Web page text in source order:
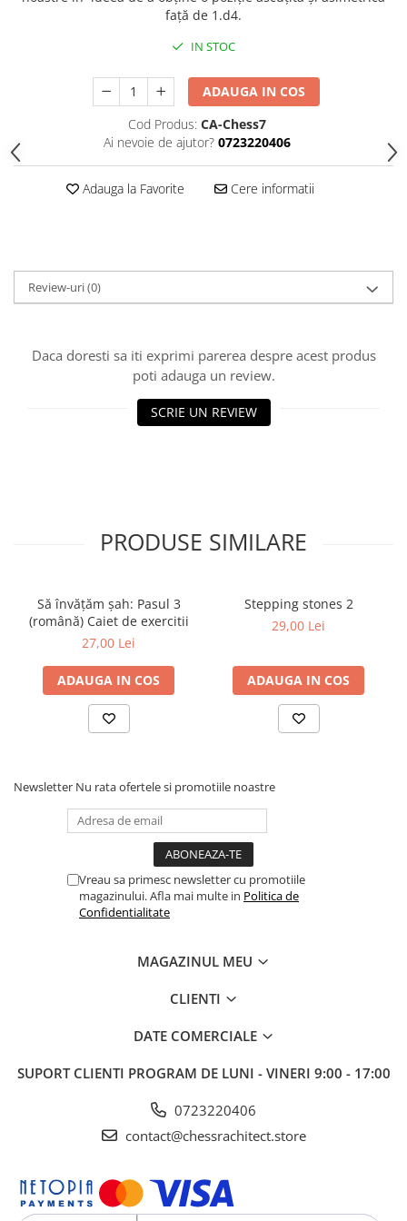
Piese Sah Tematice Din Metal
Sah Magnetic India
Set Sah + Table/backgammon
Seturi Sah
Ceasuri De Sah Digitale
Seturi Sah Tematice
Step 2
Step 3
Step 5
Tabla De Demonstratie
față de 1.d4.
IN STOC
ADAUGA IN COS
Cod Produs: CA-Chess7
Ai nevoie de ajutor? 0723220406
Adauga la Favorite Cere informatii
Review-uri(0)
Daca doresti sa iti exprimi parerea despre acest produs
poti adauga un review.
SCRIE UN REVIEW
PRODUSE SIMILARE
Să învățăm șah: Pasul 3
(română) Caiet de exercitii
27,00 Lei
ADAUGA IN COS
Stepping stones 2
29,00 Lei
ADAUGA IN COS
Newsletter Nu rata ofertele si promotiile noastre
Vreau sa primesc newsletter cu promotiile
magazinului. Afla mai multe in Politica de
Confidentialitate
MAGAZINUL MEU
CLIENTI
DATE COMERCIALE
SUPORT CLIENTI PROGRAM DE LUNI - VINERI 9:00 - 17:00
0723220406
contact@chessrachitect.store